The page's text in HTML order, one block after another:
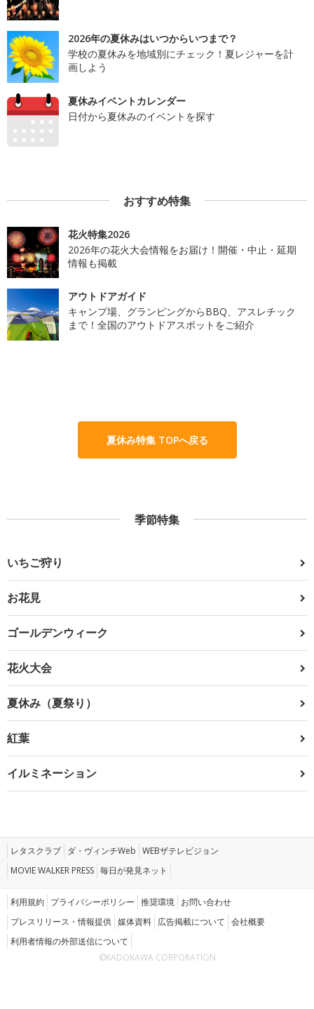
2026年の夏休みはいつからいつまで？
学校の夏休みを地域別にチェック！夏レジャーを計
画しよう
夏休みイベントカレンダー
日付から夏休みのイベントを探す
おすすめ特集
花火特集2026
2026年の花火大会情報をお届け！開催・中止・延期
情報も掲載
アウトドアガイド
キャンプ場、グランピングからBBQ、アスレチック
まで！全国のアウトドアスポットをご紹介
夏休み特集 TOPへ戻る
季節特集
いちご狩り
お花見
ゴールデンウィーク
花火大会
夏休み（夏祭り）
紅葉
イルミネーション
レタスクラブ ダ・ヴィンチWeb WEBザテレビジョン
MOVIE WALKER PRESS 毎日が発見ネット
利用規約 プライバシーポリシー 推奨環境 お問い合わせ
プレスリリース・情報提供 媒体資料 広告掲載について 会社概要
利用者情報の外部送信について
©KADOKAWA CORPORATION